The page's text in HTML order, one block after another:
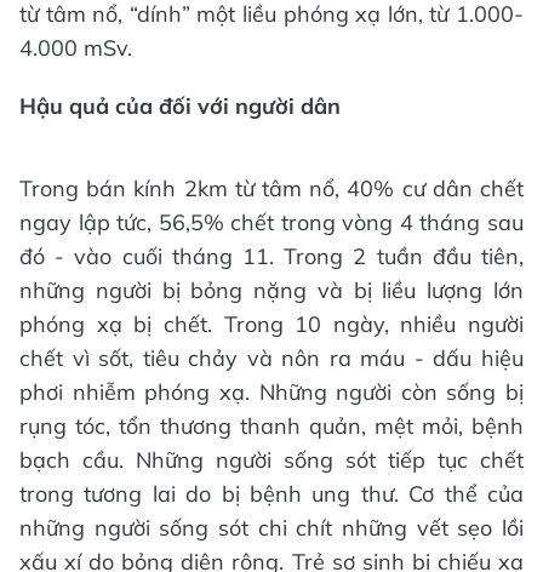
từ tâm nổ, “dính” một liều phóng xạ lớn, từ 1.000-
4.000 mSv.
Hậu quả của đối với người dân
Trong bán kính 2km từ tâm nổ, 40% cư dân chết
ngay lập tức, 56,5% chết trong vòng 4 tháng sau
đó - vào cuối tháng 11. Trong 2 tuần đầu tiên,
những người bị bỏng nặng và bị liều lượng lớn
phóng xạ bị chết. Trong 10 ngày, nhiều người
chết vì sốt, tiêu chảy và nôn ra máu - dấu hiệu
phơi nhiễm phóng xạ. Những người còn sống bị
rụng tóc, tổn thương thanh quản, mệt mỏi, bệnh
bạch cầu. Những người sống sót tiếp tục chết
trong tương lai do bị bệnh ung thư. Cơ thể của
những người sống sót chi chít những vết sẹo lồi
xấu xí do bỏng diện rộng. Trẻ sơ sinh bị chiếu xạ